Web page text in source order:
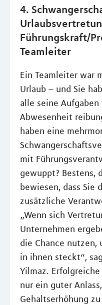
4.
Führungskraft/
Teamleiter
Ein Teamleiter war
Urlaub – und Sie
alle seine
Abwesenheit
haben eine
mit
gewuppt? Bestens,
bewiesen, dass Sie
zusätzliche
„Wenn sich
Unternehmen
die Chance nutzen,
in ihnen steckt“,
Yilmaz.
nur ein guter
Gehaltserhöhung